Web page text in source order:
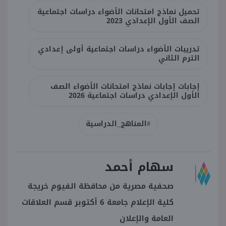
تحميل نماذج امتحانات الأضواء دراسات اجتماعية
الصف الأول الإعدادي 2023
تدريبات الأضواء دراسات اجتماعية أولى إعدادي
الترم الثاني
إجابات إجابات نماذج امتحانات الأضواء الصف
الأول الإعدادي دراسات اجتماعية 2026
#المناهج_الدراسية
سهام أحمد
صحفية مصرية من محافظة الفيوم خريجة
كلية الإعلام جامعة 6 أكتوبر قسم العلاقات
العامة والإعلان